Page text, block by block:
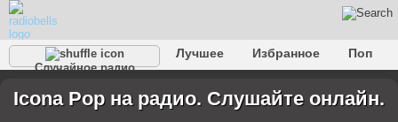
Случайное радио
Лучшее Избранное
Поп
Разговорное
Рэп Транс Дип-хаус
Фолк
Icona Pop на радио. Слушайте онлайн.